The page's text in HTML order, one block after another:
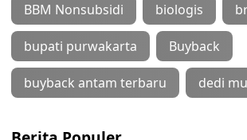
BBM Nonsubsidi biologis
bupati purwakarta Buyback
buyback antam terbaru dedi